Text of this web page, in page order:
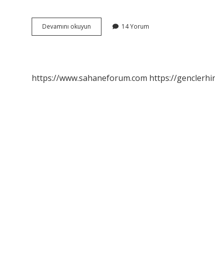
Devamını okuyun Hamilelikte
Erkek
14 Yorum
https://www.sahaneforum.com https://